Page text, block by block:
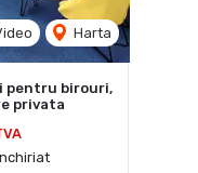
Harta
pentru birouri,
privata